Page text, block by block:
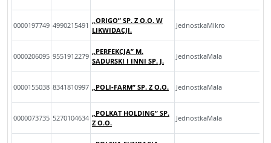
0000197749 4990215491
„ORIGO” SP. Z O.O. W
LIKWIDACJI.
JednostkaMikro
0000206095 9551912279
„PERFEKCJA” M.
SADURSKI I INNI SP. J.
JednostkaMala
0000155038 8341810997 „POLI-FARM” SP. Z O.O. JednostkaMala
0000073735 5270104634
„POLKAT HOLDING” SP.
Z O.O.
JednostkaMala